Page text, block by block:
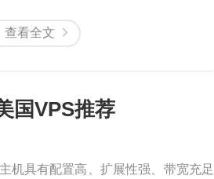
查看全文
国VPS推荐
机具有配置高、扩展性强、带宽充足